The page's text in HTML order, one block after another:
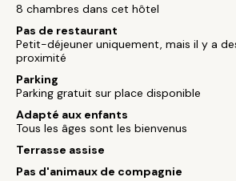
8 chambres dans cet hôtel
Pas de restaurant
Petit-déjeuner uniquement, mais il y a
proximité
Parking
Parking gratuit sur place disponible
Adapté aux enfants
Tous les âges sont les bienvenus
Terrasse assise
Pas d'animaux de compagnie